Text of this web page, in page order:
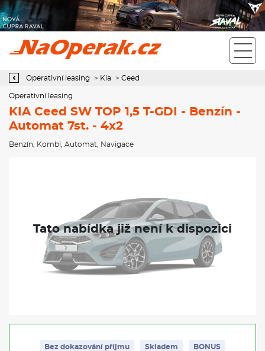
Operativní leasing KIA Ceed SW TOP 1,5 T-GDI - Benzín - Automat
Operativní leasing > Kia > Ceed
Operativní leasing
KIA Ceed SW TOP 1,5 T-GDI - Benzín -
Automat 7st. - 4x2
Benzín Kombi Automat Navigace
Bez dokazování příjmu Skladem BONUS